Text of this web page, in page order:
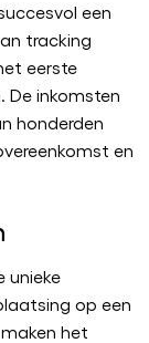
een
tracking
eerste
De inkomsten
honderden
en
unieke
op een
het